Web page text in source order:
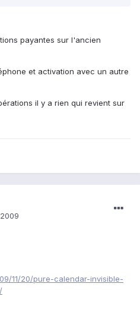
payantes sur l'ancien
et activation avec un autre
il y a rien qui revient sur
11/20/pure-calendar-invisible-